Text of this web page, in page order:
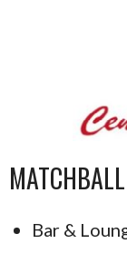
Bar &